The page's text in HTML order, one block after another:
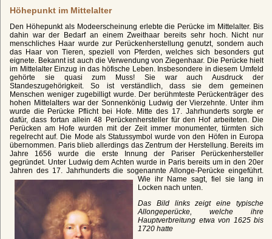
Höhepunkt im Mittelalter
Den Höhepunkt als Modeerscheinung erlebte die Perücke im Mittelalter. Bis
dahin war der Bedarf an einem Zweithaar bereits sehr hoch. Nicht nur
menschliches Haar wurde zur Perückenherstellung genutzt, sondern auch
das Haar von Tieren, speziell von Pferden, welches sich besonders gut
eignete. Bekannt ist auch die Verwendung von Ziegenhaar. Die Perücke hielt
im Mittelalter Einzug in das höfische Leben. Insbesondere in diesem Umfeld
gehörte sie quasi zum Muss! Sie war auch Ausdruck der
Standeszugehörigkeit. So ist verständlich, dass sie dem gemeinen
Menschen weniger zugebilligt wurde. Der berühmteste Perückenträger des
hohen Mittelalters war der Sonnenkönig Ludwig der Vierzehnte. Unter ihm
wurde die Perücke Pflicht bei Hofe. Mitte des 17. Jahrhunderts sorgte er
dafür, dass fortan allein 48 Perückenhersteller für den Hof arbeiteten. Die
Perücken am Hofe wurden mit der Zeit immer monumenter, türmten sich
regelrecht auf. Die Mode als Statussymbol wurde von den Höfen in Europa
übernommen. Paris blieb allerdings das Zentrum der Herstellung. Bereits im
Jahre 1656 wurde die erste Innung der Pariser Perückenhersteller
gegründet. Unter Ludwig dem Achten wurde in Paris bereits um in den 20er
Jahren des 17. Jahrhunderts die sogenannte Allonge-Perücke eingeführt.
Wie ihr Name sagt, fiel sie lang in
Locken nach unten.
Das Bild links zeigt eine typische
Allongeperücke, welche ihre
Hauptverbreitung etwa von 1625 bis
1720 hatte